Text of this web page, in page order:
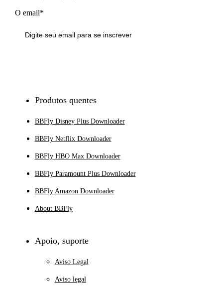
O email*
Produtos quentes
BBFly Disney Plus Downloader
BBFly Netflix Downloader
BBFly HBO Max Downloader
BBFly Paramount Plus Downloader
BBFly Amazon Downloader
About BBFly
Apoio, suporte
Aviso Legal
Aviso legal